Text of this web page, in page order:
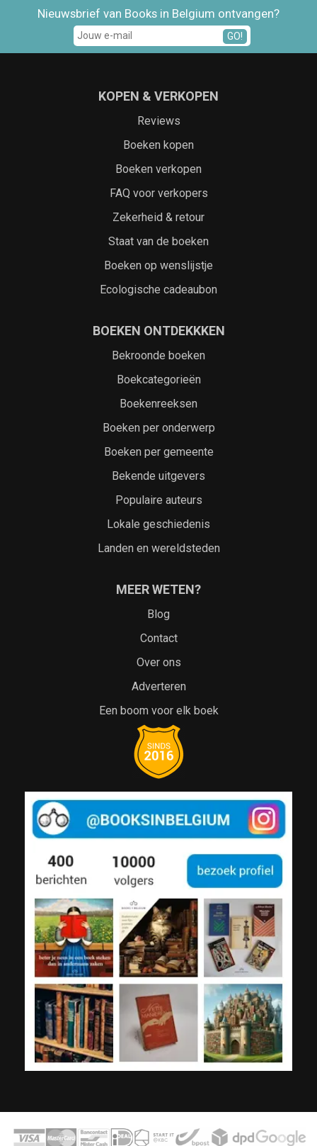
Nieuwsbrief van Books in Belgium ontvangen?
GO!
KOPEN & VERKOPEN
Reviews
Boeken kopen
Boeken verkopen
FAQ voor verkopers
Zekerheid & retour
Staat van de boeken
Boeken op wenslijstje
Ecologische cadeaubon
BOEKEN ONTDEKKKEN
Bekroonde boeken
Boekcategorieën
Boekenreeksen
Boeken per onderwerp
Boeken per gemeente
Bekende uitgevers
Populaire auteurs
Lokale geschiedenis
Landen en wereldsteden
MEER WETEN?
Blog
Contact
Over ons
Adverteren
Een boom voor elk boek